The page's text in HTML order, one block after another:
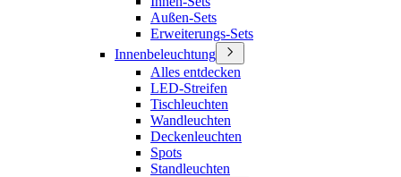
Außen-Sets
Erweiterungs-Sets
Innenbeleuchtung
Alles entdecken
LED-Streifen
Tischleuchten
Wandleuchten
Deckenleuchten
Spots
Standleuchten